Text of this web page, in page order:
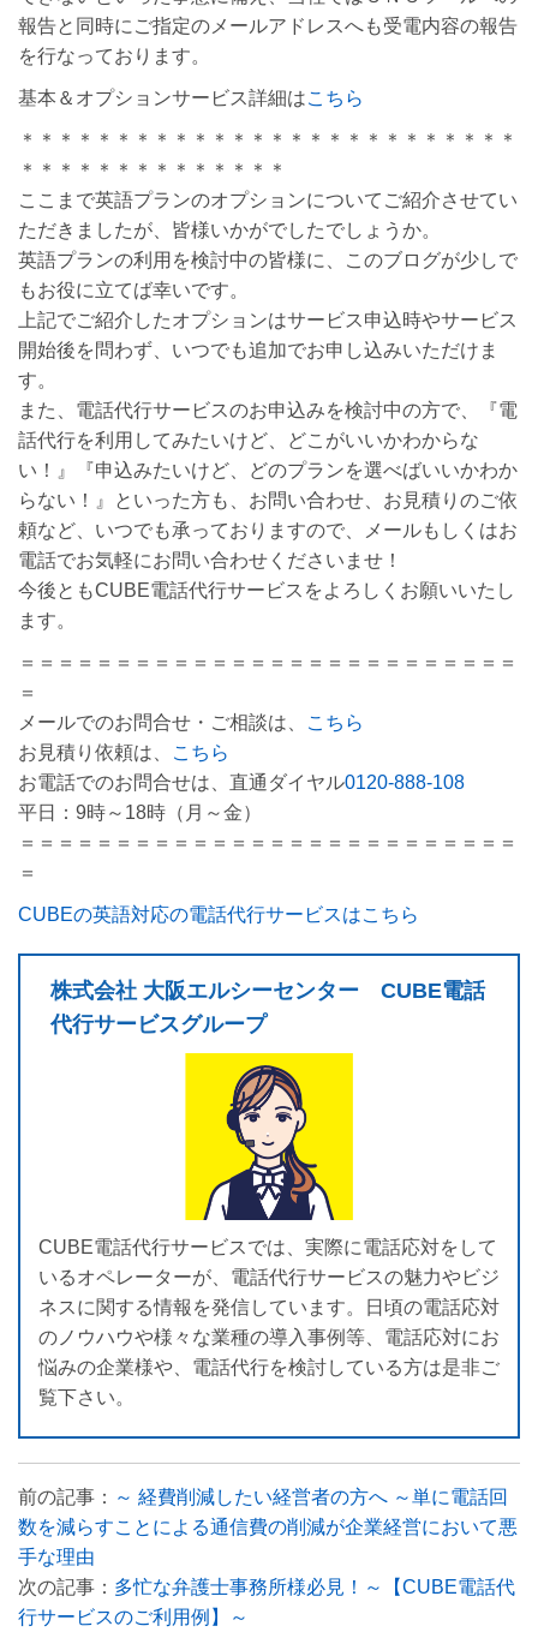
報告と同時にご指定のメールアドレスへも受電内容の報告
を行なっております。
基本＆オプションサービス詳細はこちら
＊＊＊＊＊＊＊＊＊＊＊＊＊＊＊＊＊＊＊＊＊＊＊＊＊＊
＊＊＊＊＊＊＊＊＊＊＊＊＊＊
ここまで英語プランのオプションについてご紹介させてい
ただきましたが、皆様いかがでしたでしょうか。
英語プランの利用を検討中の皆様に、このブログが少しで
もお役に立てば幸いです。
上記でご紹介したオプションはサービス申込時やサービス
開始後を問わず、いつでも追加でお申し込みいただけま
す。
また、電話代行サービスのお申込みを検討中の方で、『電
話代行を利用してみたいけど、どこがいいかわからな
い！』『申込みたいけど、どのプランを選べばいいかわか
らない！』といった方も、お問い合わせ、お見積りのご依
頼など、いつでも承っておりますので、メールもしくはお
電話でお気軽にお問い合わせくださいませ！
今後ともCUBE電話代行サービスをよろしくお願いいたし
ます。
＝＝＝＝＝＝＝＝＝＝＝＝＝＝＝＝＝＝＝＝＝＝＝＝＝＝
＝
メールでのお問合せ・ご相談は、
こちら
お見積り依頼は、
こちら
お電話でのお問合せは、直通ダイヤル0120-888-108
平日：9時～18時（月～金）
＝＝＝＝＝＝＝＝＝＝＝＝＝＝＝＝＝＝＝＝＝＝＝＝＝＝
＝
CUBEの英語対応の電話代行サービスはこちら
株式会社 大阪エルシーセンター CUBE電話
代行サービスグループ
CUBE電話代行サービスでは、実際に電話応対をして
いるオペレーターが、電話代行サービスの魅力やビジ
ネスに関する情報を発信しています。日頃の電話応対
のノウハウや様々な業種の導入事例等、電話応対にお
悩みの企業様や、電話代行を検討している方は是非ご
覧下さい。
前の記事： ～ 経費削減したい経営者の方へ ～単に電話回
数を減らすことによる通信費の削減が企業経営において悪
手な理由
次の記事： 多忙な弁護士事務所様必見！～【CUBE電話代
行サービスのご利用例】～